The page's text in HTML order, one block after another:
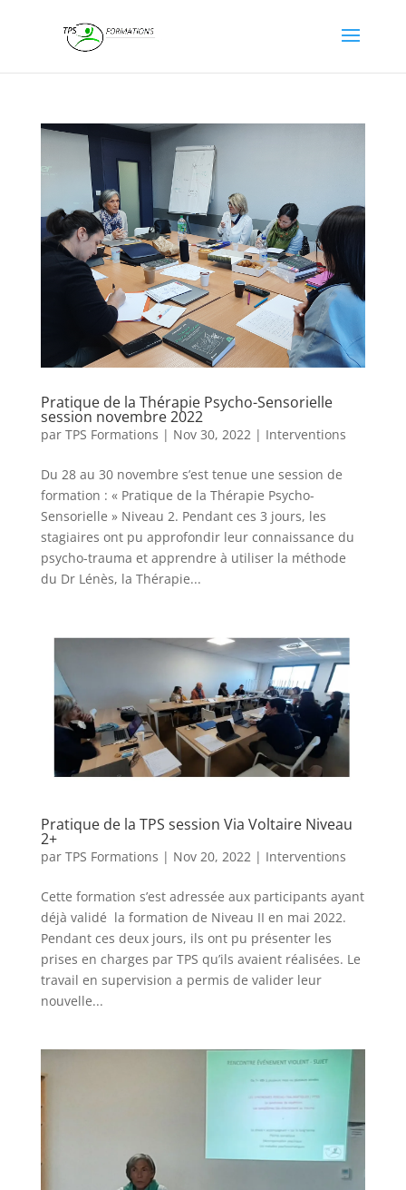
Pratique de la Thérapie Psycho-Sensorielle
session novembre 2022
par TPS Formations | Nov 30, 2022 | Interventions
Du 28 au 30 novembre s’est tenue une session de
formation : « Pratique de la Thérapie Psycho-
Sensorielle » Niveau 2. Pendant ces 3 jours, les
stagiaires ont pu approfondir leur connaissance du
psycho-trauma et apprendre à utiliser la méthode
du Dr Lénès, la Thérapie...
Pratique de la TPS session Via Voltaire Niveau
2+
par TPS Formations | Nov 20, 2022| Interventions
Cette formation s’est adressée aux participants ayant
déjà validé la formation de Niveau II en mai 2022.
Pendant ces deux jours, ils ont pu présenter les
prises en charges par TPS qu’ils avaient réalisées. Le
travail en supervision a permis de valider leur
nouvelle...